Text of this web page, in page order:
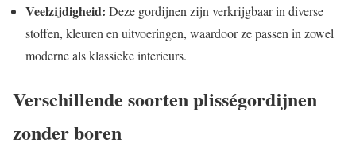
Veelzijdigheid: Deze gordijnen zijn verkrijgbaar in diverse
stoffen, kleuren en uitvoeringen, waardoor ze passen in zowel
moderne als klassieke interieurs.
Verschillende soorten plisségordijnen
zonder boren